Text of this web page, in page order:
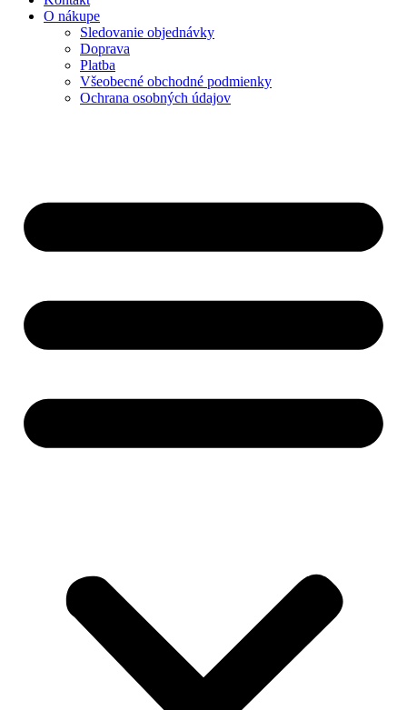
O nákupe
Sledovanie objednávky
Doprava
Platba
Všeobecné obchodné podmienky
Ochrana osobných údajov